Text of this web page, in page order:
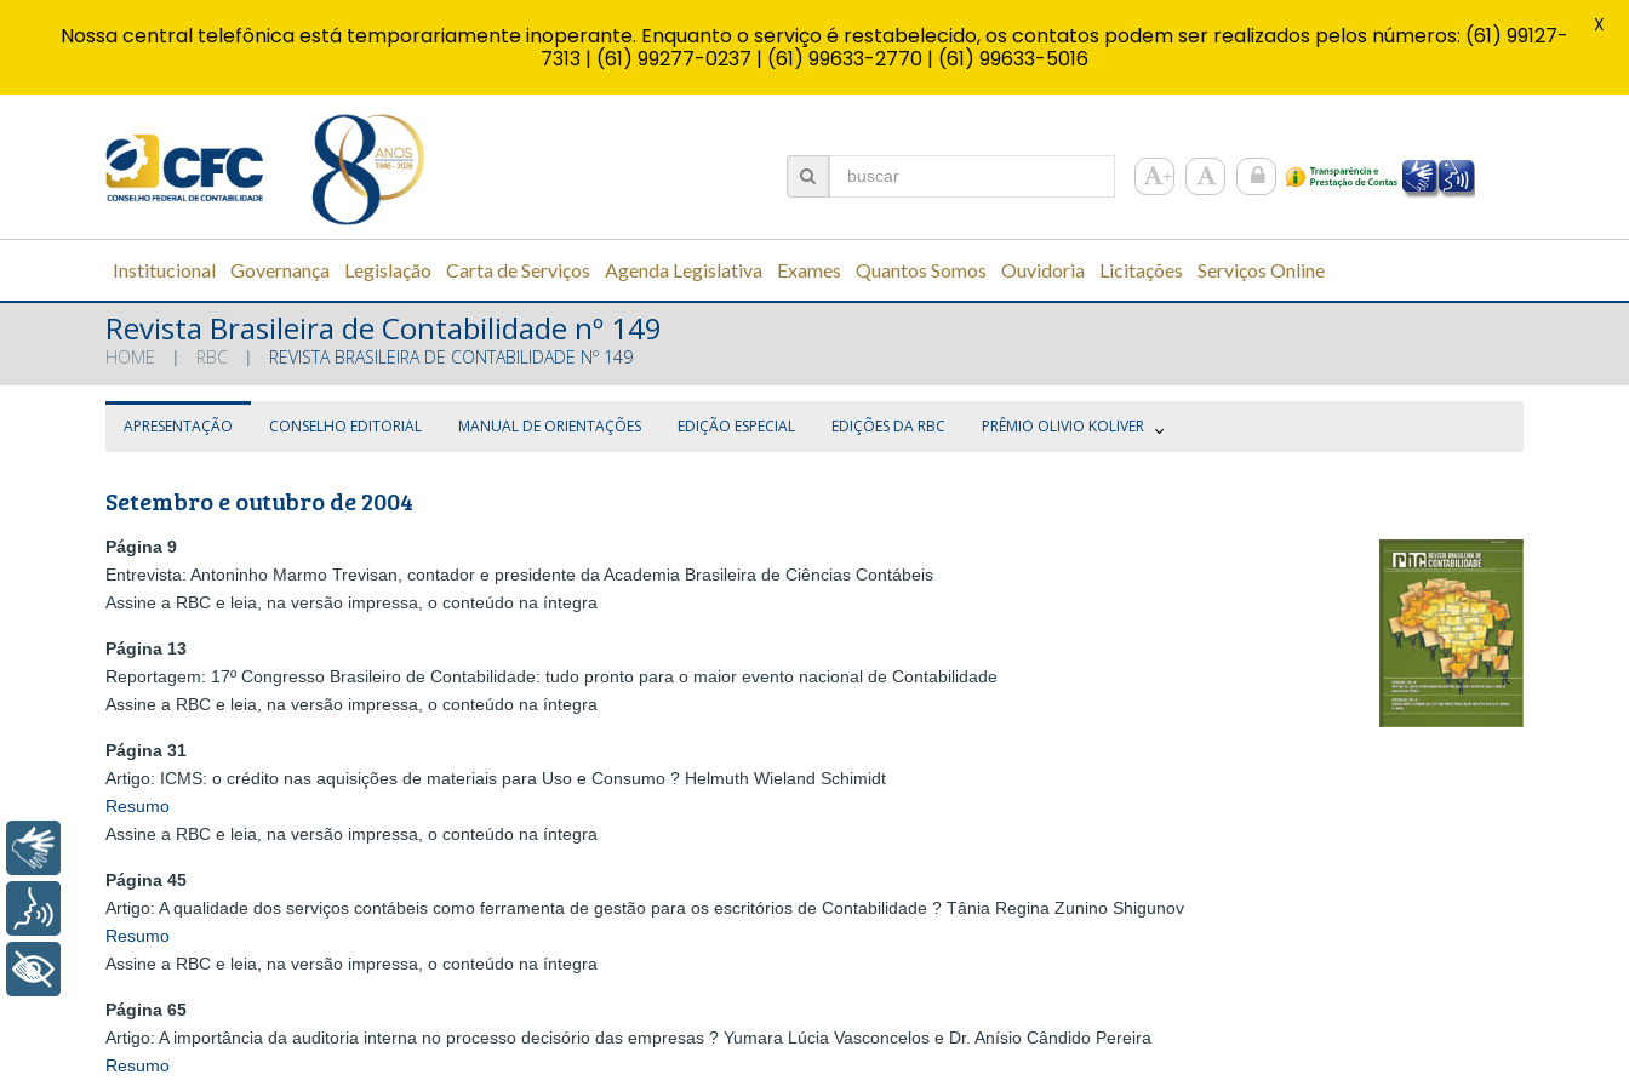
Institucional Governança Legislação Carta de Serviços Agenda Legislativa Exames Quantos Somos Ouvidoria Licitações Serviços Online
Revista Brasileira de Contabilidade nº 149
HOME RBC REVISTA BRASILEIRA DE CONTABILIDADE Nº 149
APRESENTAÇÃO CONSELHO EDITORIAL MANUAL DE ORIENTAÇÕES EDIÇÃO ESPECIAL EDIÇÕES DA RBC PRÊMIO OLIVIO KOLIVER
Setembro e outubro de 2004
Página 9
Entrevista: Antoninho Marmo Trevisan, contador e presidente da Academia Brasileira de Ciências Contábeis
Assine a RBC e leia, na versão impressa, o conteúdo na íntegra
Página 13
Reportagem: 17º Congresso Brasileiro de Contabilidade: tudo pronto para o maior evento nacional de Contabilidade
Assine a RBC e leia, na versão impressa, o conteúdo na íntegra
Página 31
Artigo: ICMS: o crédito nas aquisições de materiais para Uso e Consumo ? Helmuth Wieland Schimidt
Resumo
Assine a RBC e leia, na versão impressa, o conteúdo na íntegra
Página 45
Artigo: A qualidade dos serviços contábeis como ferramenta de gestão para os escritórios de Contabilidade ? Tânia Regina Zunino Shigunov
Resumo
Assine a RBC e leia, na versão impressa, o conteúdo na íntegra
Página 65
Artigo: A importância da auditoria interna no processo decisório das empresas ? Yumara Lúcia Vasconcelos e Dr. Anísio Cândido Pereira
Resumo
Nossa central telefônica está temporariamente inoperante. Enquanto o serviço é restabelecido, os contatos podem ser realizados pelos números: (61) 99127-
7313 | (61) 99277-0237 | (61) 99633-2770 | (61) 99633-5016
X
Voz
+ Acessibilidade